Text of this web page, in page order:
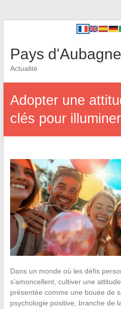
Pays d'Aubagne
Actualité
Adopter une
clés pour
Dans un monde où les défis
s’amoncellent, cultiver une
présentée comme une bouée de
psychologie positive, branche de